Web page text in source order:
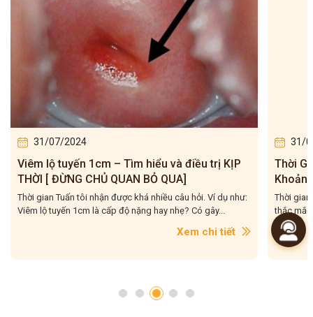
31/07/2024
Viêm lộ tuyến 1cm – Tìm hiểu và điều trị KỊP
THỜI [ ĐỪNG CHỦ QUAN BỎ QUA]
Thời gian Tuấn tôi nhận được khá nhiều câu hỏi. Ví dụ như:
Viêm lộ tuyến 1cm là cấp độ nặng hay nhẹ? Có gây...
Xem chi tiết
31/
Thời
Thời
thắc mắc